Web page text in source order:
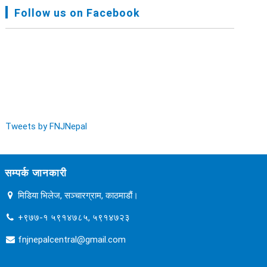
FNJ, Financial Report Presented At Nagarkot
Follow us on Facebook
Tweets by FNJNepal
सम्पर्क जानकारी
मिडिया भिलेज, सञ्चारग्राम, काठमाडौं।
+९७७-१ ५९१४७८५, ५९१४७२३
fnjnepalcentral@gmail.com